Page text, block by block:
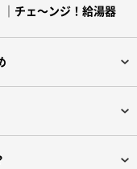
チェ～ンジ！給湯器